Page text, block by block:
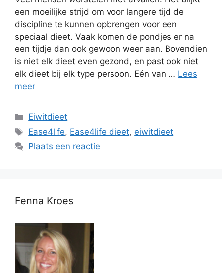
een moeilijke strijd om voor langere tijd de
discipline te kunnen opbrengen voor een
speciaal dieet. Vaak komen de pondjes er na
een tijdje dan ook gewoon weer aan. Bovendien
is niet elk dieet even gezond, en past ook niet
elk dieet bij elk type persoon. Eén van … Lees
meer
Categorieën
Eiwitdieet
Tags
Ease4life, Ease4life dieet, eiwitdieet
Plaats een reactie
Fenna Kroes